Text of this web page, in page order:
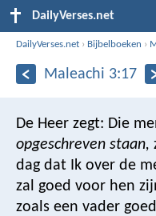
DailyVerses.net
DailyVerses.net › Bijbelboeken ›
Maleachi 3:17
De Heer zegt: Die
opgeschreven staan,
dag dat Ik over de
zal goed voor hen
zoals een vader